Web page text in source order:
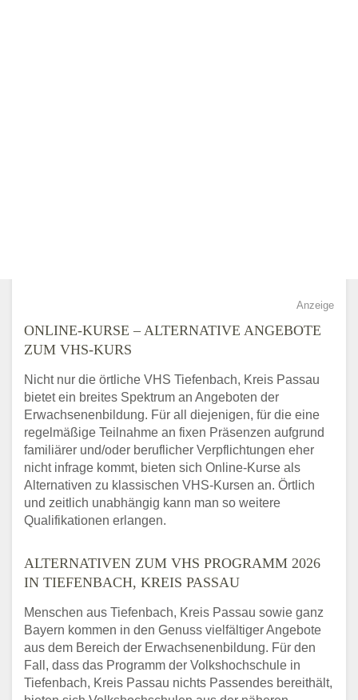
Anzeige
ONLINE-KURSE – ALTERNATIVE ANGEBOTE
ZUM VHS-KURS
Nicht nur die örtliche VHS Tiefenbach, Kreis Passau
bietet ein breites Spektrum an Angeboten der
Erwachsenenbildung. Für all diejenigen, für die eine
regelmäßige Teilnahme an fixen Präsenzen aufgrund
familiärer und/oder beruflicher Verpflichtungen eher
nicht infrage kommt, bieten sich Online-Kurse als
Alternativen zu klassischen VHS-Kursen an. Örtlich
und zeitlich unabhängig kann man so weitere
Qualifikationen erlangen.
ALTERNATIVEN ZUM VHS PROGRAMM 2026
IN TIEFENBACH, KREIS PASSAU
Menschen aus Tiefenbach, Kreis Passau sowie ganz
Bayern kommen in den Genuss vielfältiger Angebote
aus dem Bereich der Erwachsenenbildung. Für den
Fall, dass das Programm der Volkshochschule in
Tiefenbach, Kreis Passau nichts Passendes bereithält,